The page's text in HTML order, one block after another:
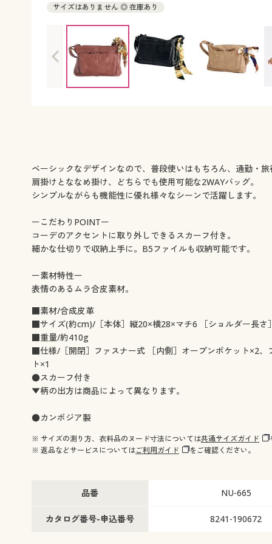
サイズはありません ◎ 在庫あり
ベーシックなデザインなので、普段使いはもちろん、通勤・
肩掛けとななめ掛け、どちらでも使用可能な2WAYバッグ。
シンプルながらも機能性に優れ様々なシーンで活躍します。
ーこだわりPOINTー
コーデのアクセントに取り外しできるスカーフ付き。
細かな仕切りで収納上手に。B5ファイルも収納可能です。
ー素材特性ー
表情のあるムラ合皮素材。
■素材/合成皮革
■サイズ(約cm)/［本体］縦20×横28×マチ6 ［ショルダー長さ
■重量/約410g
■仕様/［開閉］ファスナー式 ［内側］オープンポケット×2
ト×1
●スカーフ付き
▼柄の出方は商品によって異なります。
●カンボジア製
※ サイズの測り方、衣料品のヌード寸法については共通サイズガイド
※ 返品などサービスについてはご利用ガイド をご確認ください。
品番 NU-665
カタログ番号-申込番号 8241-190672